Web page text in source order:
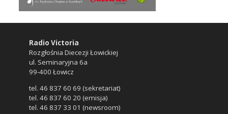
Radio Victoria
Rozgłośnia Diecezji Łowickiej
ul. Seminaryjna 6a
99-400 Łowicz
tel. 46 837 60 69 (sekretariat)
tel. 46 837 60 20 (emisja)
tel. 46 837 33 01 (newsroom)